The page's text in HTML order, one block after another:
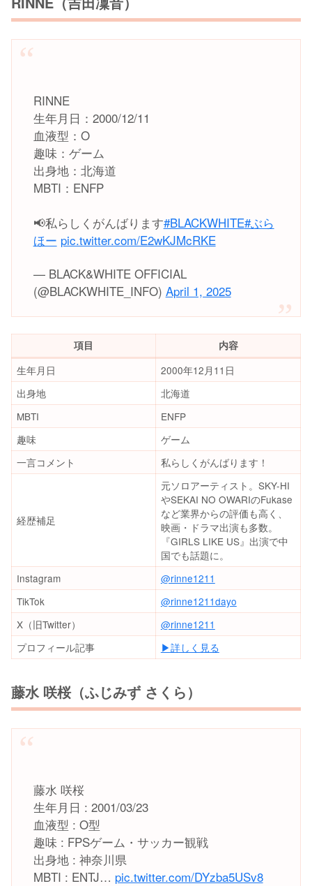
RINNE
生年月日：2000/12/11
血液型：O
趣味：ゲーム
出身地：北海道
MBTI：ENFP
📢私らしくがんばります#BLACKWHITE#ぶら
ほー pic.twitter.com/E2wKJMcRKE
— BLACK&WHITE OFFICIAL
(@BLACKWHITE_INFO) April 1, 2025
項目 内容
生年月日
2000年12月11日
出身地
北海道
MBTI
ENFP
趣味
ゲーム
一言コメント
私らしくがんばります！
経歴補足
元ソロアーティスト。SKY-HI
やSEKAI NO OWARIのFukase
など業界からの評価も高く、
映画・ドラマ出演も多数。
『GIRLS LIKE US』出演で中
国でも話題に。
Instagram
@rinne1211
TikTok
@rinne1211dayo
X（旧Twitter）
@rinne1211
プロフィール記事
▶︎詳しく見る
藤水 咲桜（ふじみず さくら）
藤水 咲桜
生年月日 : 2001/03/23
血液型 : O型
趣味 : FPSゲーム・サッカー観戦
出身地 : 神奈川県
MBTI : ENTJ… pic.twitter.com/DYzba5USv8